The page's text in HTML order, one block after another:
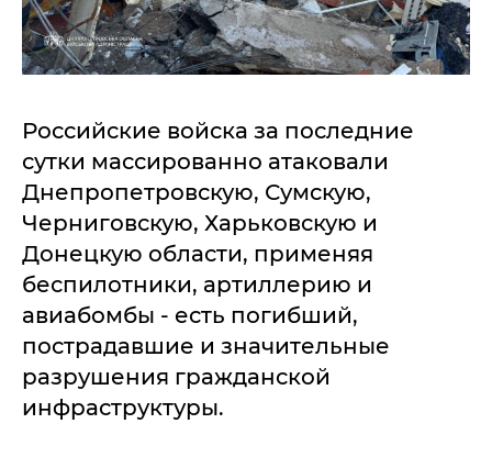
Российские войска за последние
сутки массированно атаковали
Днепропетровскую, Сумскую,
Черниговскую, Харьковскую и
Донецкую области, применяя
беспилотники, артиллерию и
авиабомбы - есть погибший,
пострадавшие и значительные
разрушения гражданской
инфраструктуры.